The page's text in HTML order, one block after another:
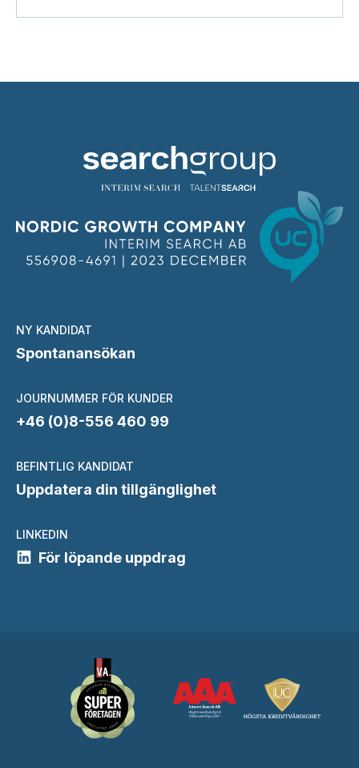
NY KANDIDAT
Spontanansökan
JOURNUMMER FÖR KUNDER
+46 (0)8-556 460 99
BEFINTLIG KANDIDAT
Uppdatera din tillgänglighet
LINKEDIN
För löpande uppdrag